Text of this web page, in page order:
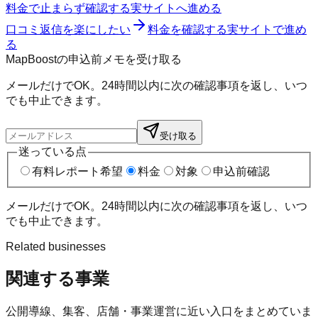
料金で止まらず確認する実サイトへ進める
口コミ返信を楽にしたい
料金を確認する実サイトで進め
る
MapBoostの申込前メモを受け取る
メールだけでOK。24時間以内に次の確認事項を返し、いつ
でも中止できます。
受け取る
迷っている点
有料レポート希望
料金 対象 申込前確認
メールだけでOK。24時間以内に次の確認事項を返し、いつ
でも中止できます。
Related businesses
関連する事業
公開導線、集客、店舗・事業運営に近い入口をまとめていま